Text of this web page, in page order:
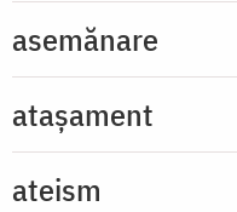
asemănare
atașament
ateism